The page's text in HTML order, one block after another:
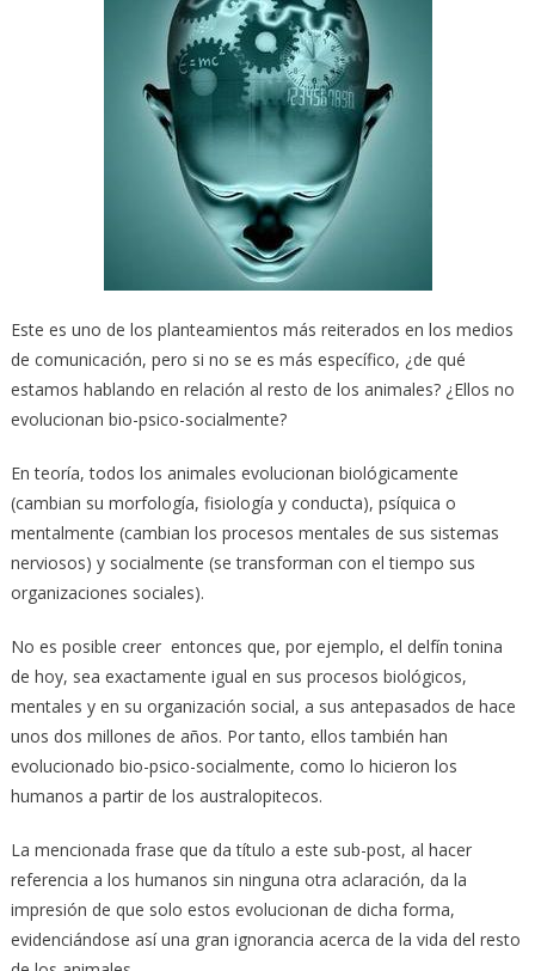
Este es uno de los planteamientos más reiterados en los medios
de comunicación, pero si no se es más específico, ¿de qué
estamos hablando en relación al resto de los animales? ¿Ellos no
evolucionan bio-psico-socialmente?
En teoría, todos los animales evolucionan biológicamente
(cambian su morfología, fisiología y conducta), psíquica o
mentalmente (cambian los procesos mentales de sus sistemas
nerviosos) y socialmente (se transforman con el tiempo sus
organizaciones sociales).
No es posible creer entonces que, por ejemplo, el delfín tonina
de hoy, sea exactamente igual en sus procesos biológicos,
mentales y en su organización social, a sus antepasados de hace
unos dos millones de años. Por tanto, ellos también han
evolucionado bio-psico-socialmente, como lo hicieron los
humanos a partir de los australopitecos.
La mencionada frase que da título a este sub-post, al hacer
referencia a los humanos sin ninguna otra aclaración, da la
impresión de que solo estos evolucionan de dicha forma,
evidenciándose así una gran ignorancia acerca de la vida del resto